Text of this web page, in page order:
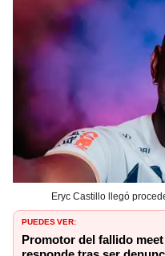
Eryc Castillo llegó
PUEDES VER:
Promotor del fallido